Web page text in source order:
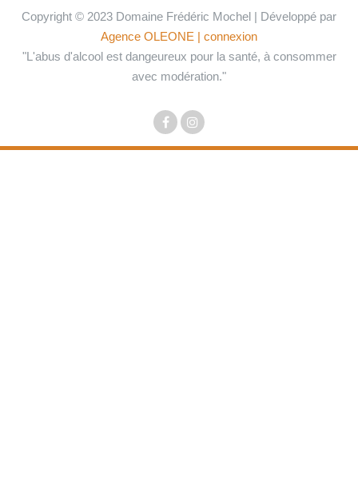
Copyright © 2023 Domaine Frédéric Mochel | Développé par
Agence OLEONE | connexion
"L'abus d'alcool est dangeureux pour la santé, à consommer
avec modération."